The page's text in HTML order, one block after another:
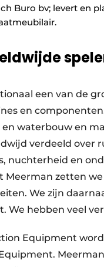
Buro bv; levert en
een van de
en
waterbouw en
verdeeld over
nuchterheid en
Meerman zetten
We zijn
We hebben veel
Equipment